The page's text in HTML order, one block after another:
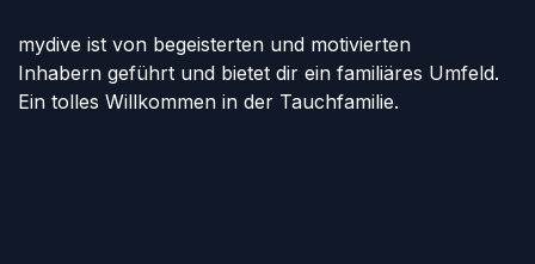
mydive ist von begeisterten und motivierten
Inhabern geführt und bietet dir ein familiäres Umfeld.
Ein tolles Willkommen in der Tauchfamilie.